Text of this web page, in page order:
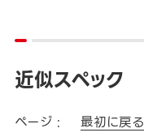
近似スペック
ページ : 最初に戻る